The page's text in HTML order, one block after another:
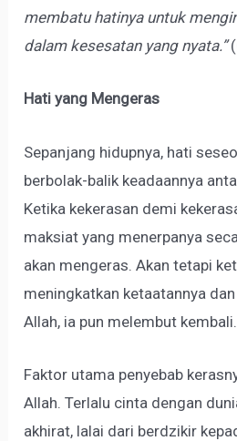
membatu hatinya untuk
dalam kesesatan yang nyata.”
Hati yang Mengeras
Sepanjang hidupnya, hati
berbolak-balik keadaannya
Ketika kekerasan demi
maksiat yang menerpanya
akan mengeras. Akan tetapi
meningkatkan ketaatannya
Allah, ia pun melembut kembali.
Faktor utama penyebab
Allah. Terlalu cinta dengan
akhirat, lalai dari berdzikir